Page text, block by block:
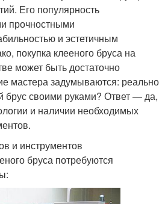
Его популярность
прочностными
и эстетичным
покупка клееного бруса на
может быть достаточно
мастера задумываются: реально
брус своими руками? Ответ — да,
и наличии необходимых
и инструментов
бруса потребуются